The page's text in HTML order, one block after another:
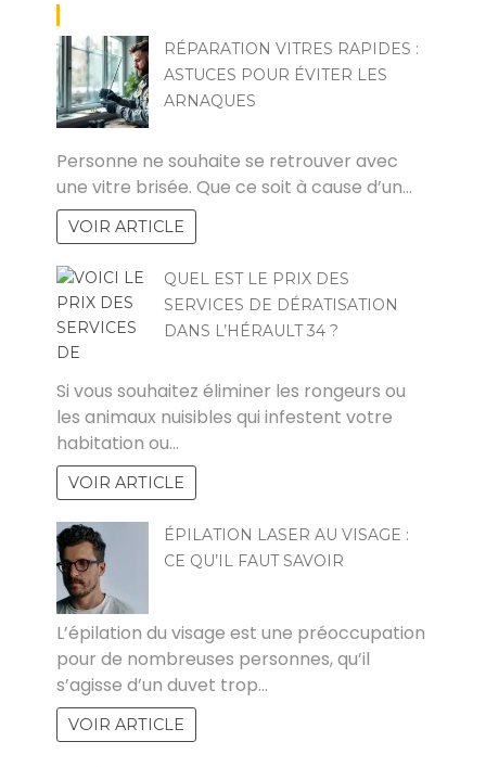
RÉPARATION VITRES RAPIDES :
ASTUCES POUR ÉVITER LES
ARNAQUES
Personne ne souhaite se retrouver avec
une vitre brisée. Que ce soit à cause d’un…
VOIR ARTICLE
QUEL EST LE PRIX DES
SERVICES DE DÉRATISATION
DANS L’HÉRAULT 34 ?
Si vous souhaitez éliminer les rongeurs ou
les animaux nuisibles qui infestent votre
habitation ou…
VOIR ARTICLE
ÉPILATION LASER AU VISAGE :
CE QU’IL FAUT SAVOIR
L’épilation du visage est une préoccupation
pour de nombreuses personnes, qu’il
s’agisse d’un duvet trop…
VOIR ARTICLE